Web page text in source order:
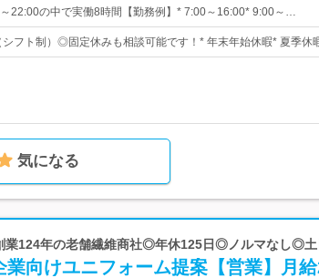
22:00の中で実働8時間【勤務例】* 7:00～16:00* 9:00～…
シフト制）◎固定休みも相談可能です！* 年末年始休暇* 夏季休
気になる
業124年の老舗繊維商社◎年休125日◎ノルマなし◎土
業向けユニフォーム提案【営業】月